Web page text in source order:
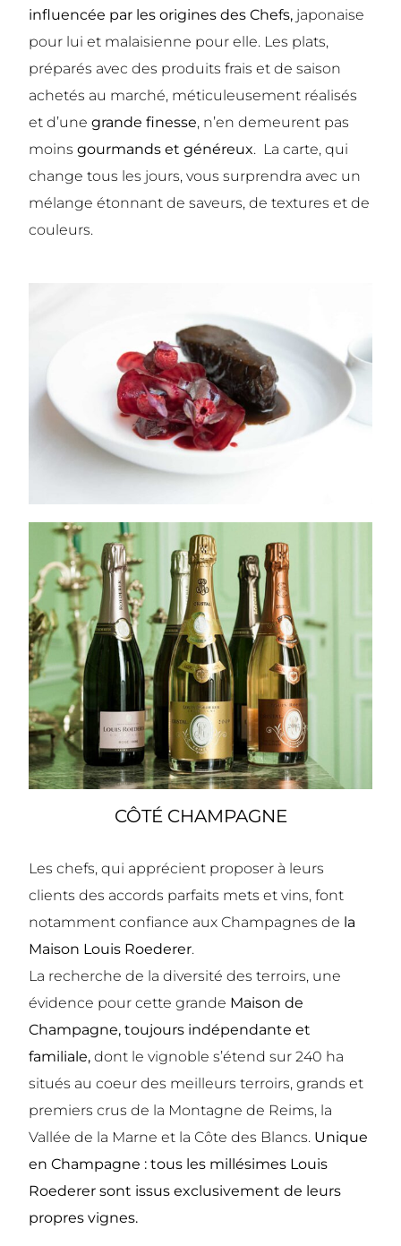
influencée par les origines des Chefs, japonaise
pour lui et malaisienne pour elle. Les plats,
préparés avec des produits frais et de saison
achetés au marché, méticuleusement réalisés
et d’unegrande finesse, n’en demeurent pas
moinsgourmands et généreux. La carte, qui
change tous les jours, vous surprendra avec un
mélange étonnant de saveurs, de textures et de
couleurs.
CÔTÉ CHAMPAGNE
Les chefs, qui apprécient proposer à leurs
clients des accords parfaits mets et vins, font
notamment confiance aux Champagnes de la
Maison Louis Roederer.
La recherche de la diversité des terroirs, une
évidence pour cette grande Maison de
Champagne, toujours indépendante et
familiale, dont le vignoble s’étend sur 240 ha
situés au coeur des meilleurs terroirs, grands et
premiers crus de la Montagne de Reims, la
Vallée de la Marne et la Côte des Blancs. Unique
en Champagne : tous les millésimes Louis
Roederer sont issus exclusivement de leurs
propres vignes.